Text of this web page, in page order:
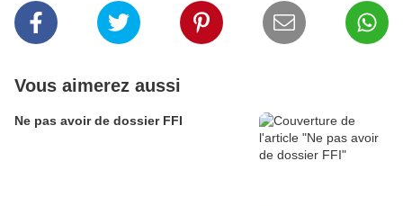
Vous aimerez aussi
Ne pas avoir de dossier FFI